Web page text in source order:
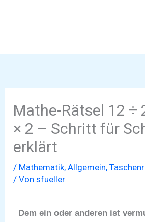
Mathe-Rätsel 12 ÷
× 2 – Schritt für
erklärt
/ Mathematik,Allgemein,
/ Vonsfueller
Dem ein oder anderen ist